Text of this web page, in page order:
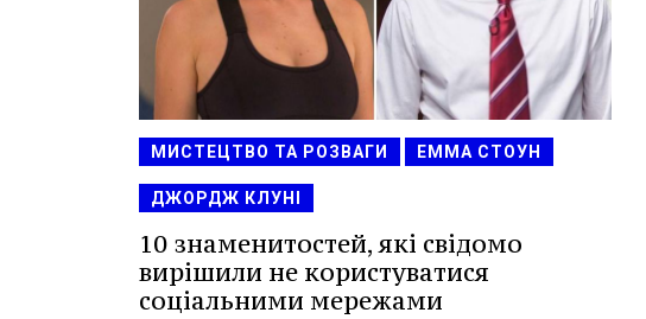
МИСТЕЦТВО ТА РОЗВАГИ ЕММА СТОУН
ДЖОРДЖ КЛУНІ
10 знаменитостей, які свідомо
вирішили не користуватися
соціальними мережами